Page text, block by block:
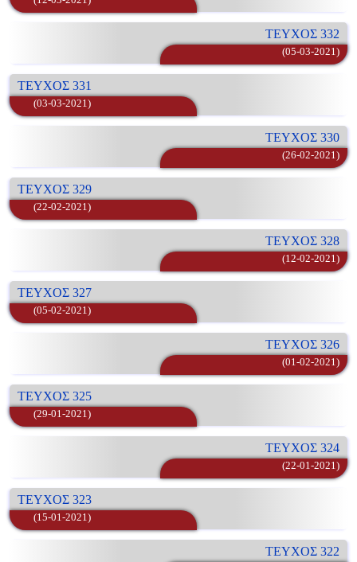
ΤΕΥΧΟΣ 322
ΤΕΥΧΟΣ 323
(15-01-2021)
ΤΕΥΧΟΣ 324
(22-01-2021)
ΤΕΥΧΟΣ 325
(29-01-2021)
ΤΕΥΧΟΣ 326
(01-02-2021)
ΤΕΥΧΟΣ 327
(05-02-2021)
ΤΕΥΧΟΣ 328
(12-02-2021)
ΤΕΥΧΟΣ 329
(22-02-2021)
ΤΕΥΧΟΣ 330
(26-02-2021)
ΤΕΥΧΟΣ 331
(03-03-2021)
ΤΕΥΧΟΣ 332
(05-03-2021)